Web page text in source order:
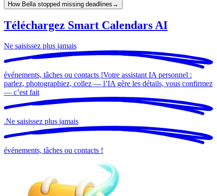
How Bella stopped missing deadlines →
Téléchargez Smart Calendars AI
Ne saisissez plus jamais
événements, tâches ou contacts !Votre assistant IA personnel :
parlez, photographiez, collez — l’IA gère les détails, vous confirmez
— c’est fait
.Ne saisissez plus jamais
événements, tâches ou contacts !